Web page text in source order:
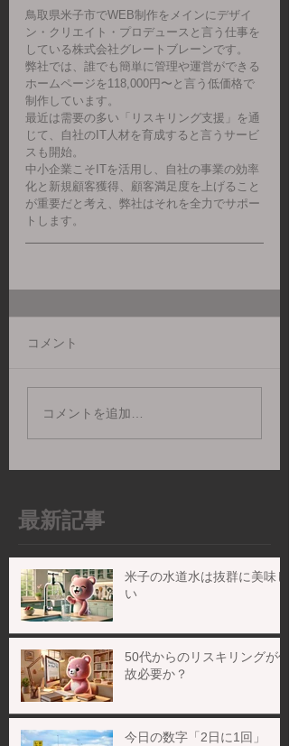
鳥取県米子市でWEB制作をメインにデザイ
ン・クリエイト・プロデュースと言う仕事を
している株式会社グレートブレーンです。
弊社では、誰でも簡単に管理や運営ができる
ホームページを118,000円〜と言う低価格で
制作しています。
最近は需要の多い「リスキリング支援」を通
じて、自社のIT人材を育成すると言うサービ
スも開始。
中小企業こそITを活用し、自社の事業の効率
化と新規顧客獲得、顧客満足度を上げること
が重要だと考え、弊社はそれを全力でサポー
トします。
コメント
コメントを追加…
最新記事
米子の水道水は抜群に美味し
い
50代からのリスキリングが何
故必要か？
今日の数字「2日に1回」